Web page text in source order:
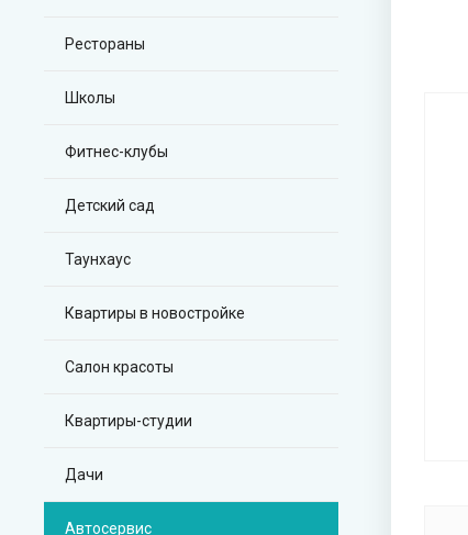
Рестораны
Школы
Фитнес-клубы
Детский сад
Таунхаус
Квартиры в новостройке
Салон красоты
Квартиры-студии
Дачи
Автосервис